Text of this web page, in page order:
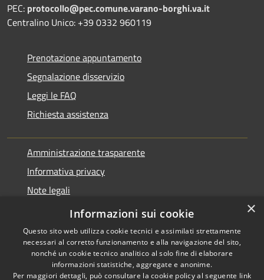
PEC: protocollo@pec.comune.varano-borghi.va.it
Centralino Unico: +39 0332 960119
Prenotazione appuntamento
Segnalazione disservizio
Leggi le FAQ
Richiesta assistenza
Amministrazione trasparente
Informativa privacy
Note legali
Dichiarazione di accessibilità
Copyright © 2026 • Comune di
×
Informazioni sui cookie
Questo sito web utilizza cookie tecnici e assimilati strettamente
necessari al corretto funzionamento e alla navigazione del sito,
nonché un cookie tecnico analitico al solo fine di elaborare
informazioni statistiche, aggregate e anonime.
Per maggiori dettagli, può consultare la cookie policy al seguente link